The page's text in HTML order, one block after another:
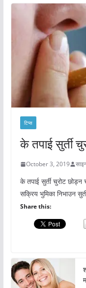
टिप्स
के तपाई सुर्ती
October 3, 2019
के तपाई सुर्ती चुरोट छोड्न
सक्रिय भुमिका निभाउन
Share this: